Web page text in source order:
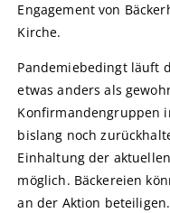
Engagement von
Kirche.
Pandemiebedingt läuft
etwas anders als
Konfirmandengruppen
bislang noch
Einhaltung der
möglich. Bäckereien
an der Aktion